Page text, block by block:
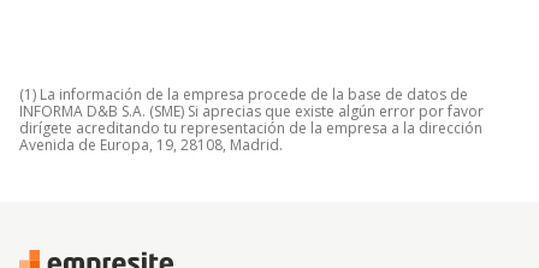
(1) La información de la empresa procede de la base de datos de
INFORMA D&B S.A. (SME) Si aprecias que existe algún error por favor
dirígete acreditando tu representación de la empresa a la dirección
Avenida de Europa, 19, 28108, Madrid.